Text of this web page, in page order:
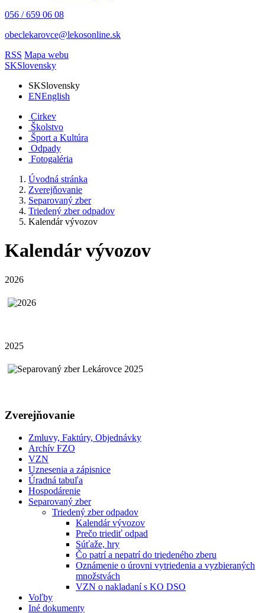
056 / 659 06 08
obeclekarovce@lekosonline.sk
RSS Mapa webu
SKSlovensky
SKSlovensky
ENEnglish
Cirkev
Školstvo
Šport a Kultúra
Odpady
Fotogaléria
Úvodná stránka
Zverejňovanie
Separovaný zber
Triedený zber odpadov
Kalendár vývozov
Kalendár vývozov
2026
2025
Zverejňovanie
Zmluvy, Faktúry, Objednávky
Archív FZO
VZN
Uznesenia a zápisnice
Úradná tabuľa
Hospodárenie
Separovaný zber
Triedený zber odpadov
Kalendár vývozov
Prečo triediť odpad
Súťaže, hry
Čo patrí a nepatrí do triedeného zberu
Oznámenie o úrovni vytriedenia a vyzbieraných
množstvách
VZN o nakladaní s KO DSO
Voľby
Iné dokumenty